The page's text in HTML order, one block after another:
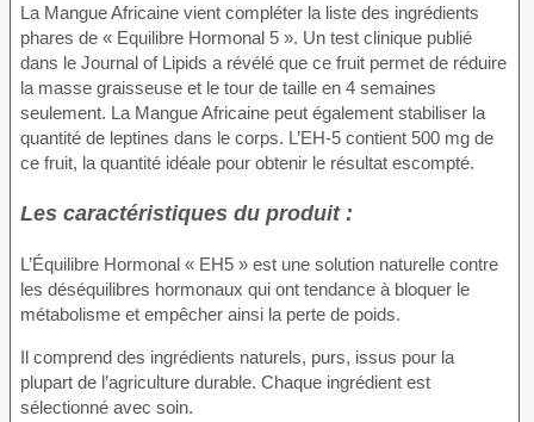
La Mangue Africaine vient compléter la liste des ingrédients
phares de « Equilibre Hormonal 5 ». Un test clinique publié
dans le Journal of Lipids a révélé que ce fruit permet de réduire
la masse graisseuse et le tour de taille en 4 semaines
seulement. La Mangue Africaine peut également stabiliser la
quantité de leptines dans le corps. L’EH-5 contient 500 mg de
ce fruit, la quantité idéale pour obtenir le résultat escompté.
Les caractéristiques du produit :
L’Équilibre Hormonal « EH5 » est une solution naturelle contre
les déséquilibres hormonaux qui ont tendance à bloquer le
métabolisme et empêcher ainsi la perte de poids.
Il comprend des ingrédients naturels, purs, issus pour la
plupart de l’agriculture durable. Chaque ingrédient est
sélectionné avec soin.